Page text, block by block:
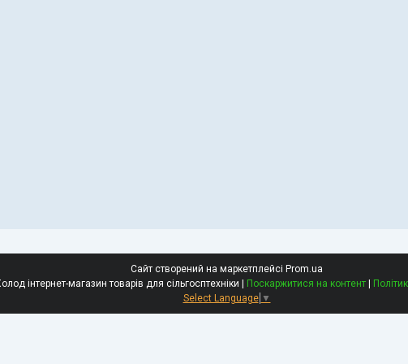
Сайт створений на маркетплейсі Prom.ua
АгроРемХолод інтернет-магазин товарів для сільгосптехніки | Поскаржитися на контент |
Select Language ▼